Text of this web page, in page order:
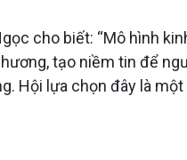
cho biết: “Mô hình
tạo niềm tin để
Hội lựa chọn đây là